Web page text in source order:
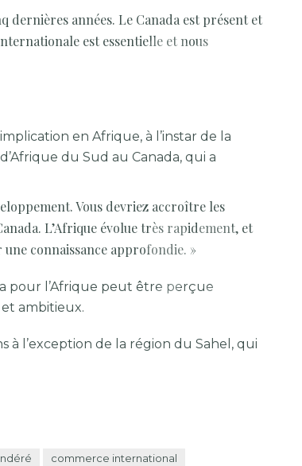
dernières années. Le Canada est présent et
est essentielle et nous
en Afrique, à l’instar de la
du Sud au Canada, qui a
Vous devriez accroître les
L’Afrique évolue très rapidement, et
connaissance approfondie. »
pour l’Afrique peut être perçue
ambitieux.
à l’exception de la région du Sahel, qui
commerce international